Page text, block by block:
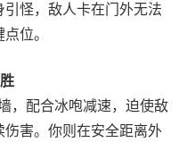
怪，敌人卡在门外无法
位。
，配合冰咆减速，迫使敌
伤害。你则在安全距离外